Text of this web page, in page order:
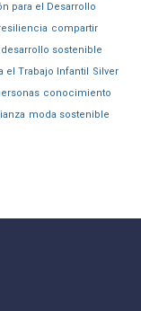
para el Desarrollo
compartir
desarrollo sostenible
el Trabajo Infantil Silver
conocimiento
moda sostenible